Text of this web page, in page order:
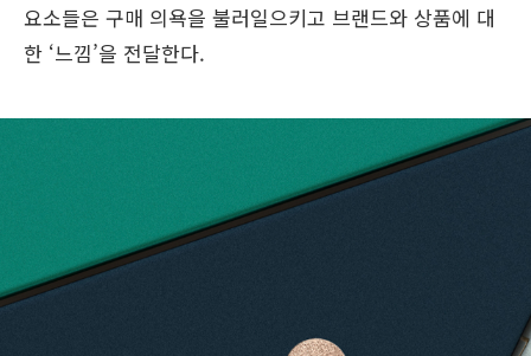
요소들은 구매 의욕을 불러일으키고 브랜드와 상품에 대
한 ‘느낌’을 전달한다.